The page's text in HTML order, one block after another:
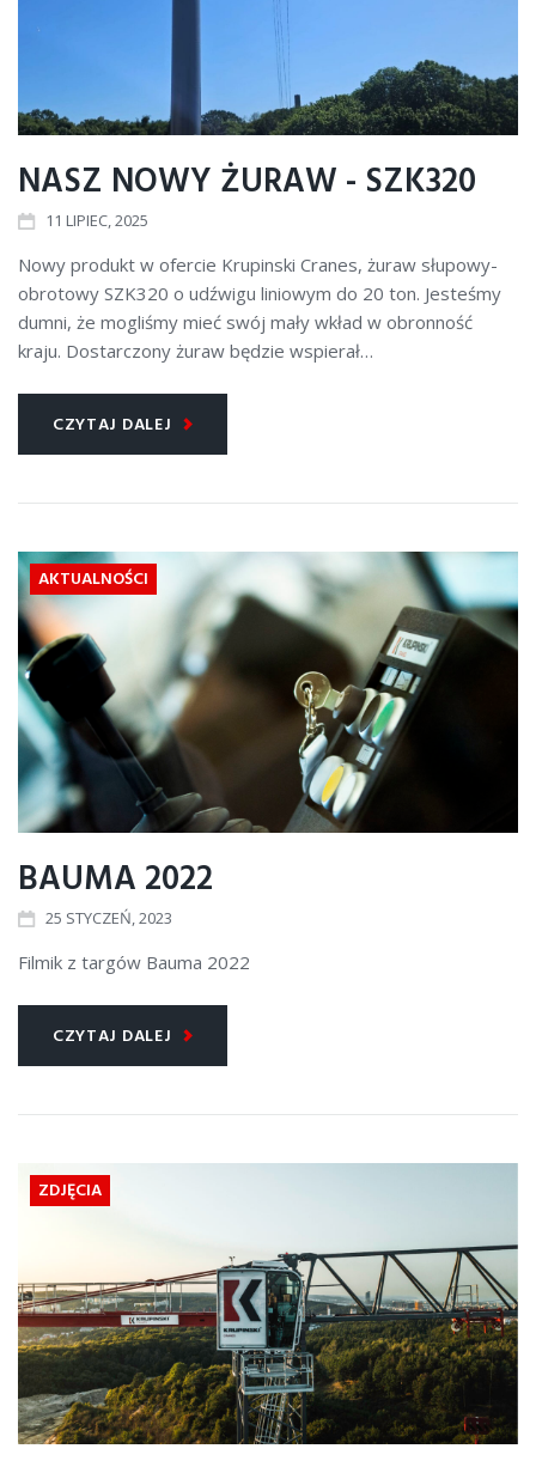
NASZ NOWY ŻURAW - SZK320
11 LIPIEC, 2025
Nowy produkt w ofercie Krupinski Cranes, żuraw słupowy-
obrotowy SZK320 o udźwigu liniowym do 20 ton. Jesteśmy
dumni, że mogliśmy mieć swój mały wkład w obronność
kraju. Dostarczony żuraw będzie wspierał…
CZYTAJ DALEJ
AKTUALNOŚCI
BAUMA 2022
25 STYCZEŃ, 2023
Filmik z targów Bauma 2022
CZYTAJ DALEJ
ZDJĘCIA